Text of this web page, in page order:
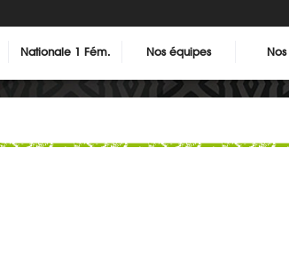
Nationale 1 Fém. Nos équipes